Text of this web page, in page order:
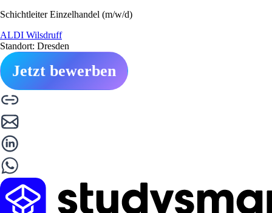
Schichtleiter Einzelhandel (m/w/d)
ALDI Wilsdruff
Standort: Dresden
Jetzt bewerben